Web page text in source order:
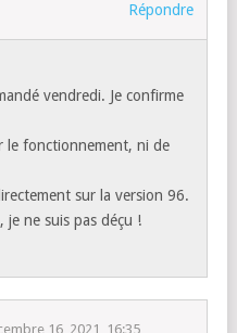
Répondre
vendredi. Je confirme
le fonctionnement, ni de
sur la version 96.
ne suis pas déçu !
16, 2021, 16:35